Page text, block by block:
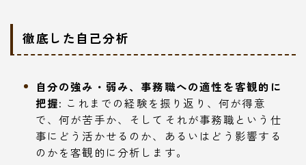
徹底した自己分析
自分の強み・弱み、事務職への適性を客観的に
把握: これまでの経験を振り返り、何が得意
で、何が苦手か、そしてそれが事務職という仕
事にどう活かせるのか、あるいはどう影響する
のかを客観的に分析します。